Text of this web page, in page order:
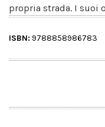
propria strada. I suoi
ISBN: 9788858986783